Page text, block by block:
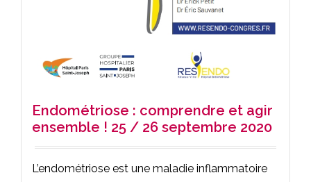
Endométriose : comprendre et agir
ensemble ! 25 / 26 septembre 2020
L’endométriose est une maladie inflammatoire